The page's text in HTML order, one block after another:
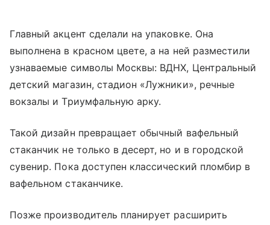
Главный акцент сделали на упаковке. Она
выполнена в красном цвете, а на ней разместили
узнаваемые символы Москвы: ВДНХ, Центральный
детский магазин, стадион «Лужники», речные
вокзалы и Триумфальную арку.
Такой дизайн превращает обычный вафельный
стаканчик не только в десерт, но и в городской
сувенир. Пока доступен классический пломбир в
вафельном стаканчике.
Позже производитель планирует расширить